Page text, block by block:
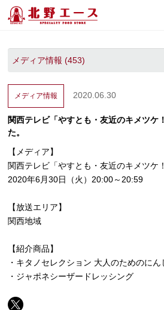
メディア情報 2020.06.30
関西テレビ「やすとも・友近のキメツケ
た。
【メディア】
関西テレビ「やすとも・友近のキメツケ
2020年6月30日（火）20:00～20:59
【放送エリア】
関西地域
【紹介商品】
・キタノセレクション 大人のためのに
・ジャポネシーザードレッシング